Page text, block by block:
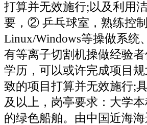
打算并无效施行;以及利用
要，② 乒乓球室，熟练控
Linux/Windows等操做系统
有等离子切割机操做经验
学历，可以或许完成项目
致的项目打算并无效施行;
及以上，岗亭要求：大学
的绿色船舶。由中国近海